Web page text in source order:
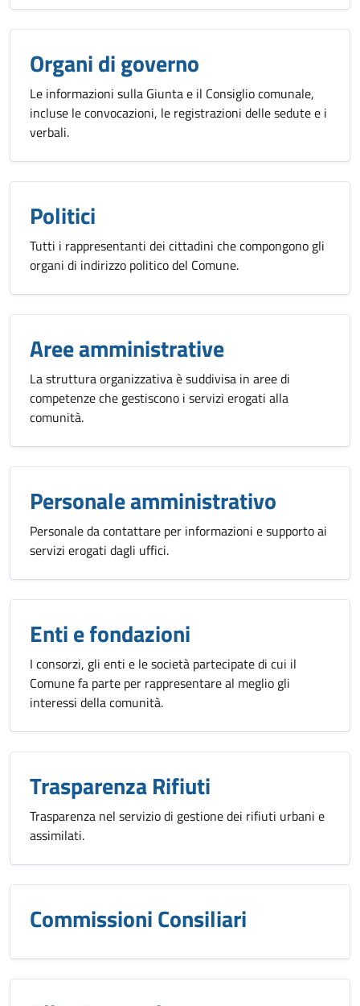
Organi di governo
Le informazioni sulla Giunta e il Consiglio comunale,
incluse le convocazioni, le registrazioni delle sedute e i
verbali.
Politici
Tutti i rappresentanti dei cittadini che compongono gli
organi di indirizzo politico del Comune.
Aree amministrative
La struttura organizzativa è suddivisa in aree di
competenze che gestiscono i servizi erogati alla
comunità.
Personale amministrativo
Personale da contattare per informazioni e supporto ai
servizi erogati dagli uffici.
Enti e fondazioni
I consorzi, gli enti e le società partecipate di cui il
Comune fa parte per rappresentare al meglio gli
interessi della comunità.
Trasparenza Rifiuti
Trasparenza nel servizio di gestione dei rifiuti urbani e
assimilati.
Commissioni Consiliari